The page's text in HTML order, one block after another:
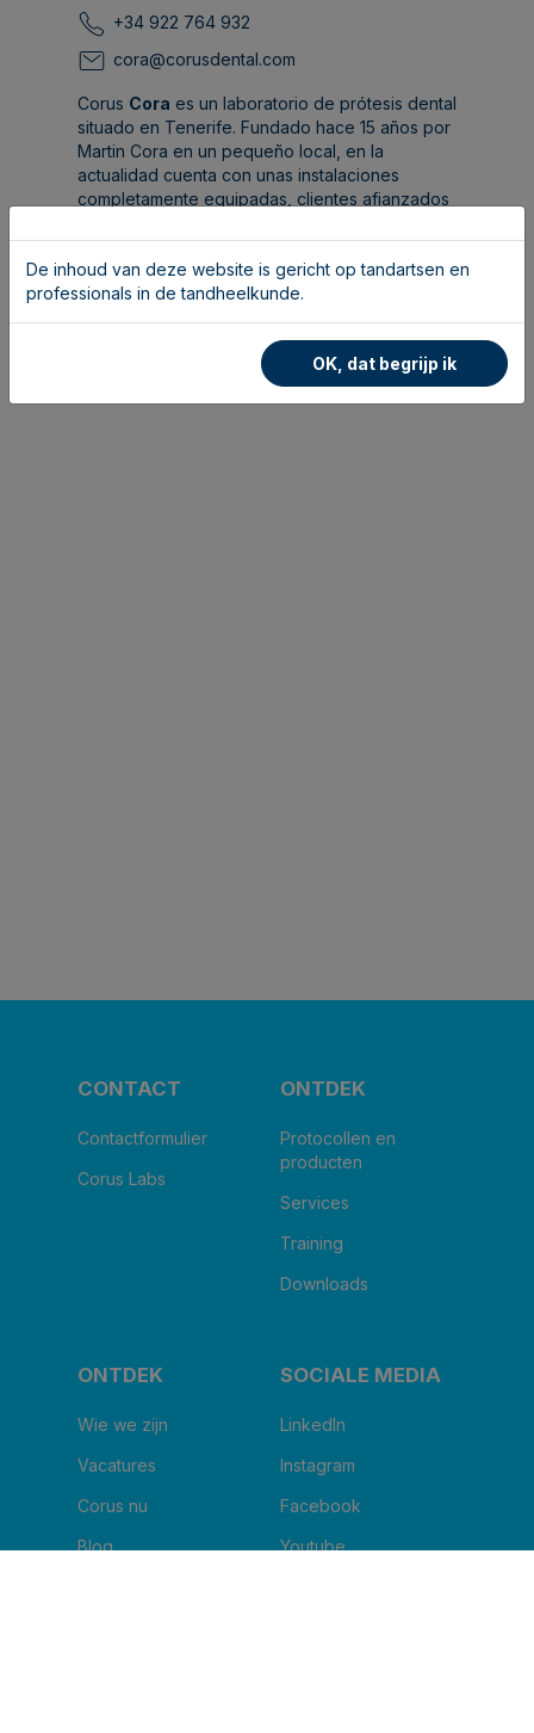
+34 922 764 932
cora@corusdental.com
Corus Cora es un laboratorio de prótesis dental
situado en Tenerife. Fundado hace 15 años por
Martin Cora en un pequeño local, en la
actualidad cuenta con unas instalaciones
completamente equipadas, clientes afianzados
aumento, competente y eficaz.
CONTACT
Contactformulier
Corus Labs
ONTDEK
Protocollen en
producten
Services
Training
Downloads
ONTDEK
Wie we zijn
Vacatures
Corus nu
Blog
SOCIALE MEDIA
LinkedIn
Instagram
Facebook
Youtube
De inhoud van deze website is gericht op tandartsen en
professionals in de tandheelkunde.
OK, dat begrijp ik